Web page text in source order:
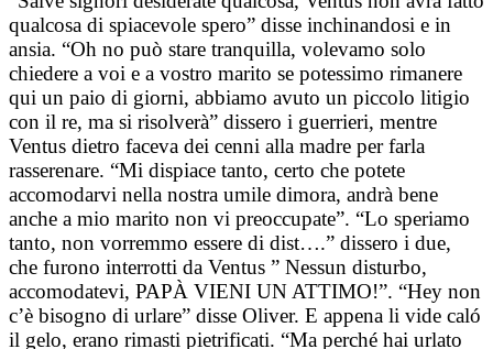
qualcosa di spiacevole spero” disse inchinandosi e in
ansia. “Oh no può stare tranquilla, volevamo solo
chiedere a voi e a vostro marito se potessimo rimanere
qui un paio di giorni, abbiamo avuto un piccolo litigio
con il re, ma si risolverà” dissero i guerrieri, mentre
Ventus dietro faceva dei cenni alla madre per farla
rasserenare. “Mi dispiace tanto, certo che potete
accomodarvi nella nostra umile dimora, andrà bene
anche a mio marito non vi preoccupate”. “Lo speriamo
tanto, non vorremmo essere di dist….” dissero i due,
che furono interrotti da Ventus ” Nessun disturbo,
accomodatevi, PAPÀ VIENI UN ATTIMO!”. “Hey non
c’è bisogno di urlare” disse Oliver. E appena li vide caló
il gelo, erano rimasti pietrificati. “Ma perché hai urlato